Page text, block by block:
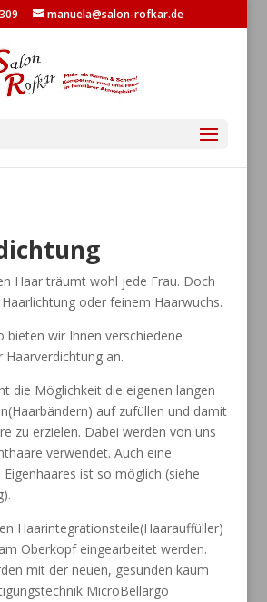
manuela@salon-rofkar.de
Haar träumt wohl jede Frau. Doch
oder feinem Haarwuchs.
bieten wir Ihnen verschiedene
Haarverdichtung an.
die Möglichkeit die eigenen langen
auf zufüllen und damit
zu erzielen. Dabei werden von uns
verwendet. Auch eine
ist so möglich (siehe
Haarintegrationsteile(Haarauffüller)
Oberkopf eingearbeitet werden.
mit der neuen, gesunden kaum
MicroBellargo